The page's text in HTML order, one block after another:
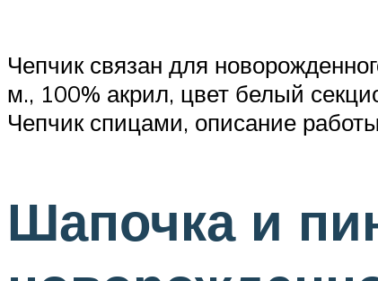
Чепчик связан для
м., 100% акрил, цвет белый
Чепчик спицами, описание
Шапочка и